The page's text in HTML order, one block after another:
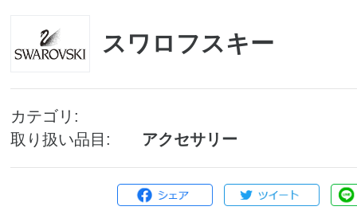
スワロフスキー
カテゴリ
取り扱い品目
アクセサリー